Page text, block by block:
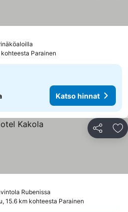
Parainen
Katso hinnat
Jaa
Rubenissa
15.6 km kohteesta Parainen